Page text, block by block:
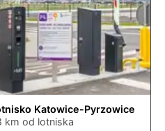
Katowice-Pyrzowice
km od lotniska